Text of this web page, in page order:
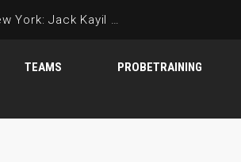
Von der TuS-Schul-AG nach New York: Jack Kayil schafft den Sprung in die NBA!
TEAMS PROBETRAINING